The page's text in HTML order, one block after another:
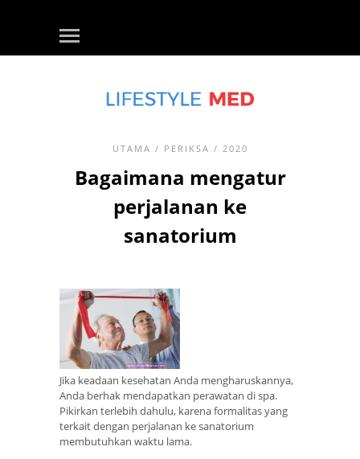
UTAMA / PERIKSA / 2020
Bagaimana mengatur
perjalanan ke
sanatorium
Jika keadaan kesehatan Anda mengharuskannya,
Anda berhak mendapatkan perawatan di spa.
Pikirkan terlebih dahulu, karena formalitas yang
terkait dengan perjalanan ke sanatorium
membutuhkan waktu lama.